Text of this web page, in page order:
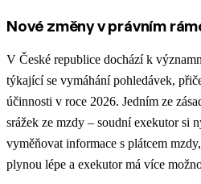
Nové změny v právním
V České republice dochází k
týkající se vymáhání pohledávek,
účinnosti v roce 2026. Jedním ze
srážek ze mzdy – soudní exekutor si
vyměňovat informace s plátcem
plynou lépe a exekutor má více